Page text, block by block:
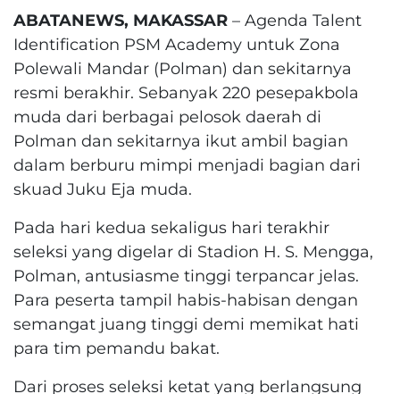
ABATANEWS, MAKASSAR – Agenda Talent
Identification PSM Academy untuk Zona
Polewali Mandar (Polman) dan sekitarnya
resmi berakhir. Sebanyak 220 pesepakbola
muda dari berbagai pelosok daerah di
Polman dan sekitarnya ikut ambil bagian
dalam berburu mimpi menjadi bagian dari
skuad Juku Eja muda.
Pada hari kedua sekaligus hari terakhir
seleksi yang digelar di Stadion H. S. Mengga,
Polman, antusiasme tinggi terpancar jelas.
Para peserta tampil habis-habisan dengan
semangat juang tinggi demi memikat hati
para tim pemandu bakat.
Dari proses seleksi ketat yang berlangsung